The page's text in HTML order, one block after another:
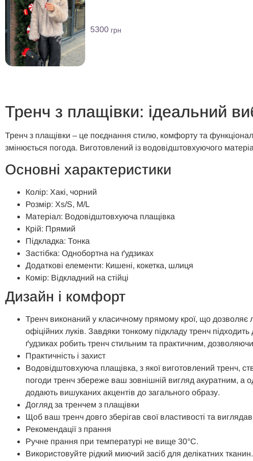
5300 грн
Тренч з плащівки: ідеальний
Тренч з плащівки – це поєднання стилю, комфорту та
змінюється погода. Виготовлений із водовідштовхуючого
Основні характеристики
Колір: Хакі, чорний
Розмір: Xs/S, M/L
Матеріал: Водовідштовхуюча плащівка
Крій: Прямий
Підкладка: Тонка
Застібка: Однобортна на ґудзиках
Додаткові елементи: Кишені, кокетка, шлиця
Комір: Відкладний на стійці
Дизайн і комфорт
Тренч виконаний у класичному прямому крої, що дозволяє
офіційних луків. Завдяки тонкому підкладу тренч
ґудзиках робить тренч стильним та практичним,
Практичність і захист
Водовідштовхуюча плащівка, з якої виготовлений тренч,
погоди тренч збереже ваш зовнішній вигляд акуратним, а
додають вишуканих акцентів до загального образу.
Догляд за тренчем з плащівки
Щоб ваш тренч довго зберігав свої властивості та
Рекомендації з прання
Ручне прання при температурі не вище 30°C.
Використовуйте рідкий миючий засіб для делікатних тканин.